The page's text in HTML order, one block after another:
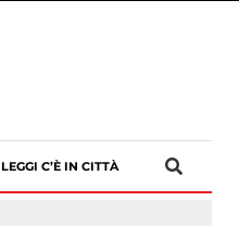
LEGGI C’È IN CITTÀ